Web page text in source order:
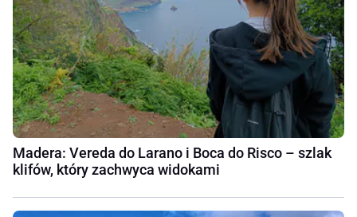
Madera: Vereda do Larano i Boca do Risco – szlak
klifów, który zachwyca widokami